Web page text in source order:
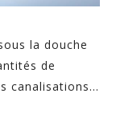
la douche
de
canalisations...